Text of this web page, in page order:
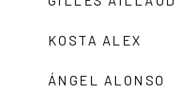
KOSTA ALEX
ÁNGEL ALONSO